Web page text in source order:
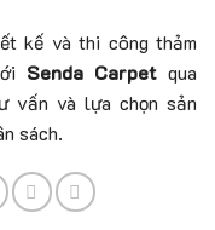
kế và thi công thảm
Senda Carpet qua
vấn và lựa chọn sản
sách.